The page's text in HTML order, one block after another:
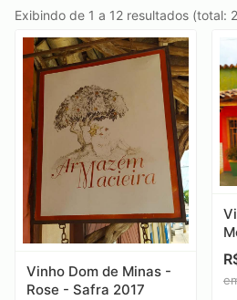
Exibindo de 1 a 12 resultados (total:
Vinho Dom de Minas -
Rose - Safra 2017